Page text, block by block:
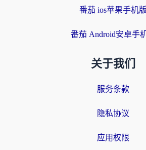
番茄 ios苹果手机版
番茄 Android安卓手
关于我们
服务条款
隐私协议
应用权限